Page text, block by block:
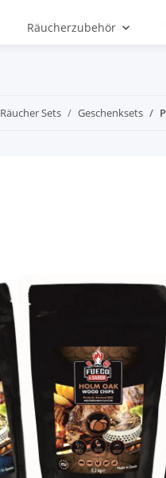
Räucherzubehör
Räucher Sets Geschenksets